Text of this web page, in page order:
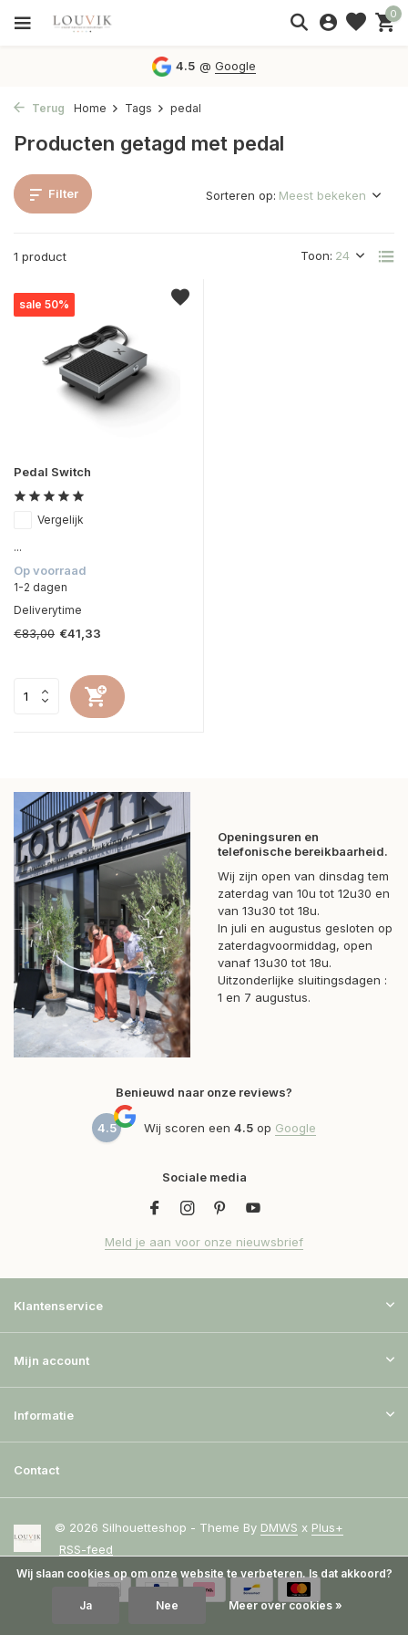
0
4.5 @Google
Terug Home Tags pedal
Producten getagd met pedal
Filter
1 product Toon:
Sorteren op:
sale 50%
Pedal Switch
Vergelijk
...
Op voorraad
1-2 dagen
Deliverytime
€83,00 €41,33
Openingsuren en
telefonische bereikbaarheid.
Wij zijn open van dinsdag tem
zaterdag van 10u tot 12u30 en
van 13u30 tot 18u.
In juli en augustus gesloten op
zaterdagvoormiddag, open
vanaf 13u30 tot 18u.
Uitzonderlijke sluitingsdagen :
1 en 7 augustus.
Benieuwd naar onze reviews?
4.5 Wij scoren een 4.5 op Google
Sociale media
Meld je aan voor onze nieuwsbrief
Klantenservice
Mijn account
Informatie
Contact
© 2026 Silhouetteshop - Theme By DMWS x Plus+
RSS-feed
Wij slaan cookies op om onze website te verbeteren. Is dat akkoord?
Ja Nee Meer over cookies »